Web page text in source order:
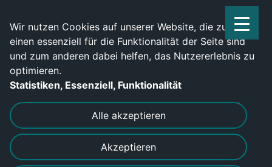
DRUCKEN SENDEN
Wir nutzen Cookies auf unserer Website, die zum
einen essenziell für die Funktionalität der Seite sind
und zum anderen dabei helfen, das Nutzererlebnis zu
optimieren.
Statistiken, Essenziell, Funktionalität
Alle akzeptieren
Akzeptieren